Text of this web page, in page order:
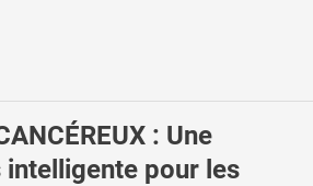
: Une
intelligente pour les